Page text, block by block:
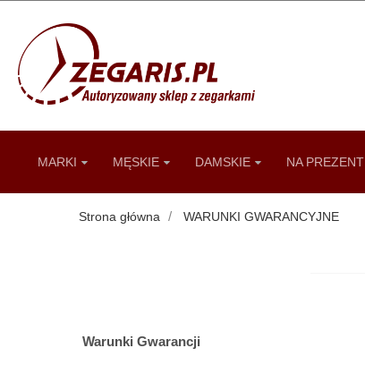
MARKI MĘSKIE DAMSKIE NA PREZENT
Strona główna WARUNKI GWARANCYJNE
Warunki Gwarancji